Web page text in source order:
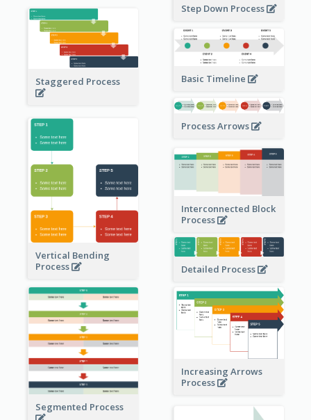
Step Down Process
Staggered Process Basic Timeline
Process Arrows
Vertical Bending
Process
Interconnected Block
Process
Detailed Process
Segmented Process
Increasing Arrows
Process